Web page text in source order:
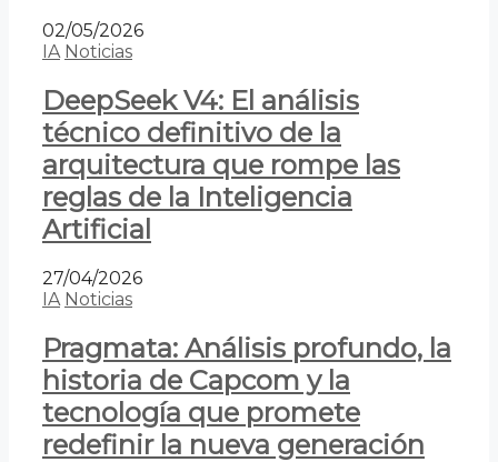
02/05/2026
IA Noticias
DeepSeek V4: El análisis
técnico definitivo de la
arquitectura que rompe las
reglas de la Inteligencia
Artificial
27/04/2026
IA Noticias
Pragmata: Análisis profundo, la
historia de Capcom y la
tecnología que promete
redefinir la nueva generación